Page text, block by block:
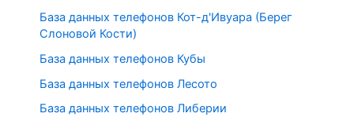
База данных телефонов Кот-д'Ивуара (Берег
Слоновой Кости)
База данных телефонов Кубы
База данных телефонов Лесото
База данных телефонов Либерии